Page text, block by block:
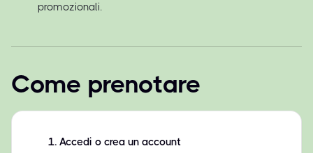
promozionali.
Come prenotare
1. Accedi o crea un account